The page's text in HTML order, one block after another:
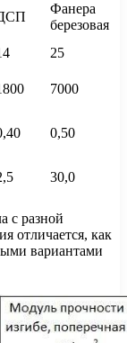
Фанера
березовая
25
7000
0,50
30,0
с разной
отличается, как
вариантами